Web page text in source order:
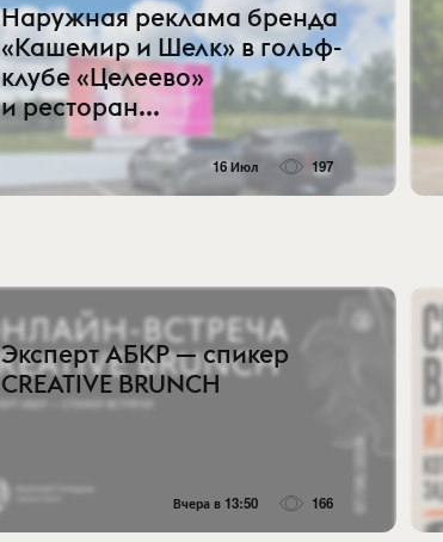
Наружная реклама бренда
«Кашемир и Шелк» в гольф-
клубе «Целеево»
и ресторан...
16 Июл 197
Эксперт АБКР — спикер
CREATIVE BRUNCH
Вчера в 13:50 166